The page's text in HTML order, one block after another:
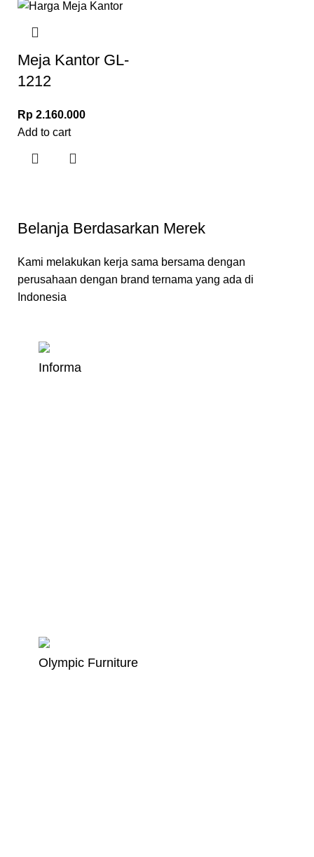
Meja Kantor GL-
1212
Rp 2.160.000
Add to cart
Belanja Berdasarkan Merek
Kami melakukan kerja sama bersama dengan
perusahaan dengan brand ternama yang ada di
Indonesia
Informa
Olympic Furniture